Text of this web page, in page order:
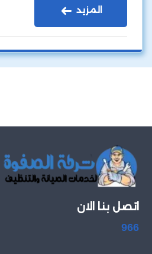
المزيد
اتصل بنا الان
966